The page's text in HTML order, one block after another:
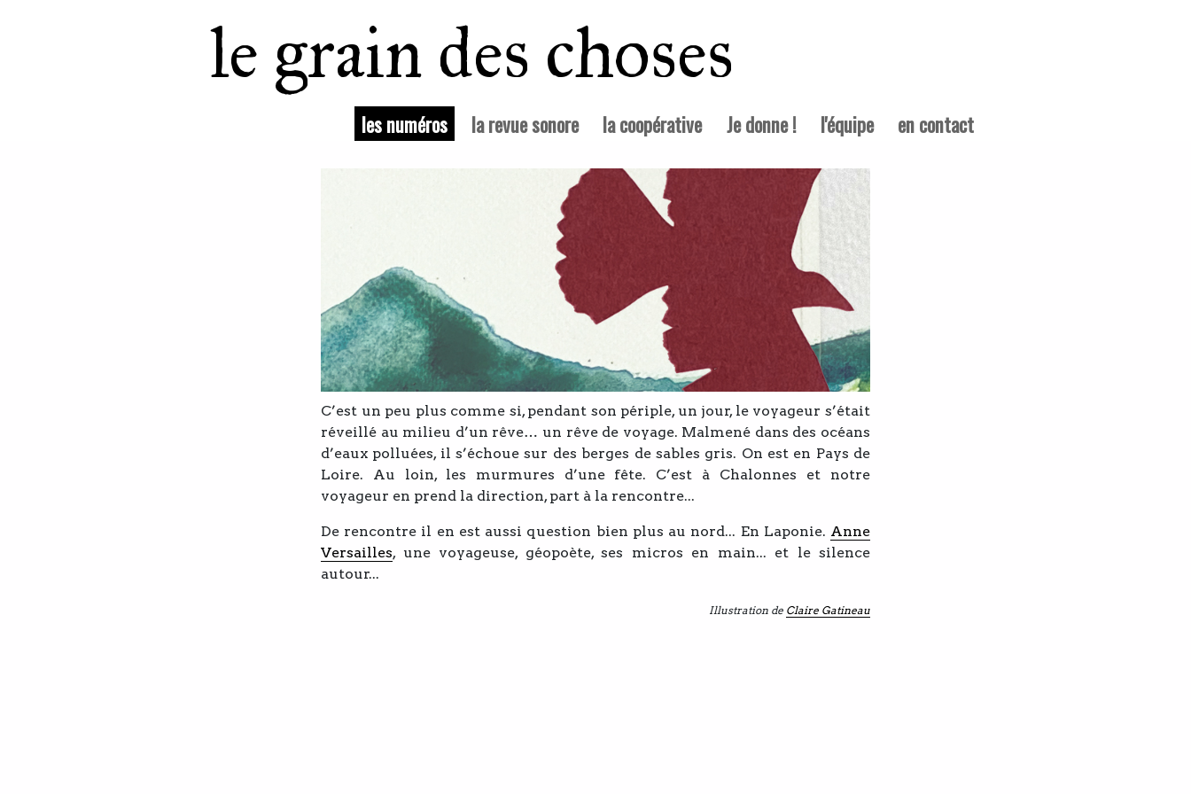
le grain des choses
les numéros(courante)
la revue sonore la coopérative Je donne ! l'équipe en contact
C’est un peu plus comme si, pendant son périple, un jour, le voyageur s’était
réveillé au milieu d’un rêve… un rêve de voyage. Malmené dans des océans
d’eaux polluées, il s’échoue sur des berges de sables gris. On est en Pays de
Loire. Au loin, les murmures d’une fête. C’est à Chalonnes et notre
voyageur en prend la direction, part à la rencontre...
De rencontre il en est aussi question bien plus au nord... En Laponie. Anne
Versailles, une voyageuse, géopoète, ses micros en main... et le silence
autour...
Illustration de Claire Gatineau